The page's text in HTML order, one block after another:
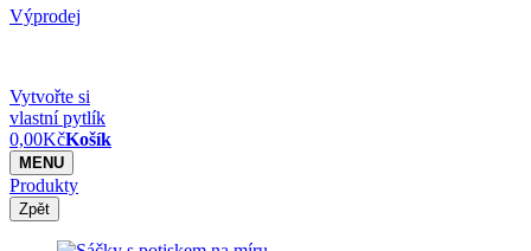
Výprodej
Vytvořte si
vlastní pytlík
0,00KčKošík
MENU
Produkty
Zpět